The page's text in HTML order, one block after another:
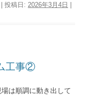
| 投稿日: 2026年3月4日
工事②
は順調に動き出して